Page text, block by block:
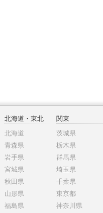
北海道・東北
北海道
青森県
岩手県
宮城県
秋田県
山形県
福島県
関東
茨城県
栃木県
群馬県
埼玉県
千葉県
東京都
神奈川県